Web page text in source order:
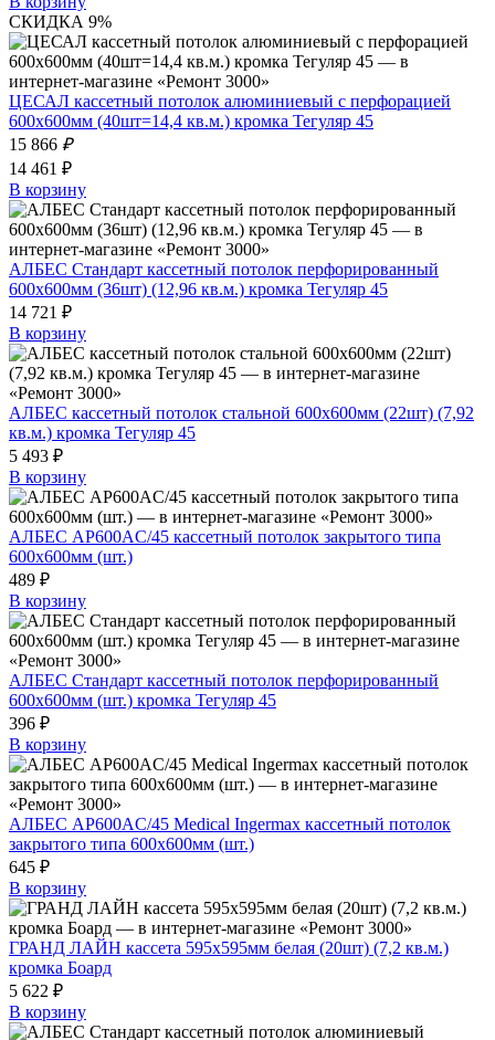
СКИДКА 9%
ЦЕСАЛ кассетный потолок алюминиевый с перфорацией
600х600мм (40шт=14,4 кв.м.) кромка Тегуляр 45
15 866 ₽
14 461 ₽
В корзину
АЛБЕС Стандарт кассетный потолок перфорированный
600х600мм (36шт) (12,96 кв.м.) кромка Тегуляр 45
14 721 ₽
В корзину
АЛБЕС кассетный потолок стальной 600х600мм (22шт) (7,92
кв.м.) кромка Тегуляр 45
5 493 ₽
В корзину
АЛБЕС AP600AC/45 кассетный потолок закрытого типа
600х600мм (шт.)
489 ₽
В корзину
АЛБЕС Стандарт кассетный потолок перфорированный
600х600мм (шт.) кромка Тегуляр 45
396 ₽
В корзину
АЛБЕС AP600AC/45 Medical Ingermax кассетный потолок
закрытого типа 600х600мм (шт.)
645 ₽
В корзину
ГРАНД ЛАЙН кассета 595х595мм белая (20шт) (7,2 кв.м.)
кромка Боард
5 622 ₽
В корзину